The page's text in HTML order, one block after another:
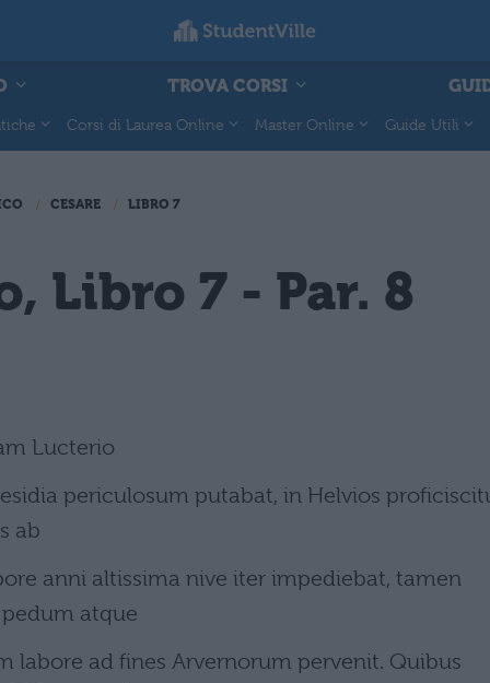
TROVA CORSI
Corsi di Laurea Online Master Online Guide Utili
CESARE LIBRO 7
Libro 7 - Par. 8
Lucterio
periculosum putabat, in Helvios
ab
anni altissima nive iter impediebat, tamen
atque
labore ad fines Arvernorum pervenit. Quibus